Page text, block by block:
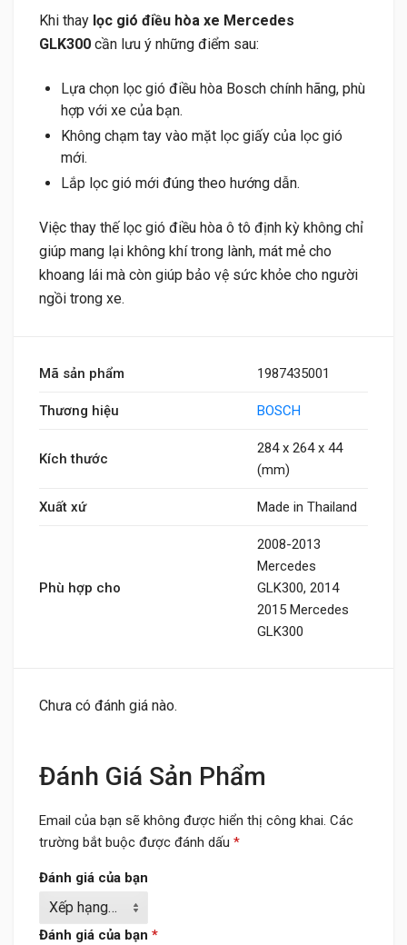
Khi thay lọc gió điều hòa xe Mercedes
GLK300 cần lưu ý những điểm sau:
Lựa chọn lọc gió điều hòa Bosch chính hãng, phù
hợp với xe của bạn.
Không chạm tay vào mặt lọc giấy của lọc gió
mới.
Lắp lọc gió mới đúng theo hướng dẫn.
Việc thay thế lọc gió điều hòa ô tô định kỳ không chỉ
giúp mang lại không khí trong lành, mát mẻ cho
khoang lái mà còn giúp bảo vệ sức khỏe cho người
ngồi trong xe.
Mã sản phẩm 1987435001
Thương hiệu BOSCH
Kích thước
284 x 264 x 44
(mm)
Xuất xứ Made in Thailand
Phù hợp cho
2008-2013
Mercedes
GLK300, 2014
2015 Mercedes
GLK300
Chưa có đánh giá nào.
Đánh Giá Sản Phẩm
Email của bạn sẽ không được hiển thị công khai. Các
trường bắt buộc được đánh dấu *
Đánh giá của bạn
Đánh giá của bạn *